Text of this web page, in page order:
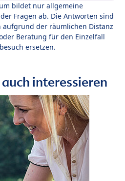
bildet nur allgemeine
Fragen ab. Die Antworten sind
der räumlichen Distanz
Beratung für den Einzelfall
ersetzen.
interessieren